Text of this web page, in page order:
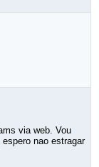
via web. Vou
nao estragar